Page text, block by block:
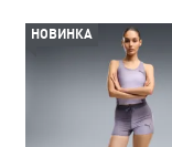
НОВИНКА